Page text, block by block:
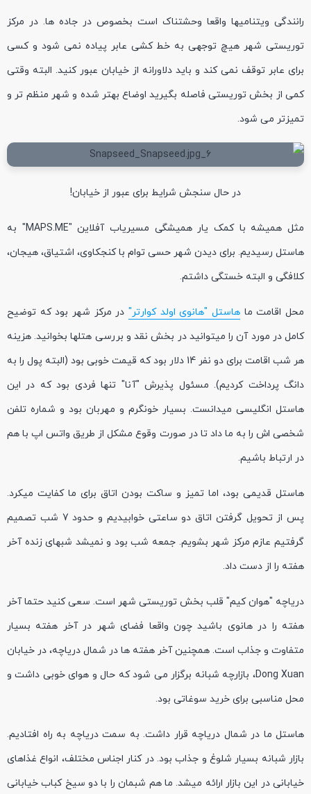
رانندگی ویتنامیها واقعا وحشتناک است بخصوص در جاده ها. در مرکز
توریستی شهر هیچ توجهی به خط کشی عابر پیاده نمی شود و کسی
برای عابر توقف نمی کند و باید دلاورانه از خیابان عبور کنید. البته وقتی
کمی از بخش توریستی فاصله بگیرید اوضاع بهتر شده و شهر منظم تر و
تمیزتر می شود.
در حال سنجش شرایط برای عبور از خیابان!
مثل همیشه با کمک یار همیشگی مسیریاب آفلاین "MAPS.ME" به
هاستل رسیدیم. برای دیدن شهر حسی توام با کنجکاوی، اشتیاق، هیجان،
کلافگی و البته خستگی داشتم.
محل اقامت ما هاستل "هانوی اولد کوارتر" در مرکز شهر بود که توضیح
کامل در مورد آن را میتوانید در بخش نقد و بررسی هتلها بخوانید. هزینه
هر شب اقامت برای دو نفر 14 دلار بود که قیمت خوبی بود (البته پول را به
دانگ پرداخت کردیم). مسئول پذیرش "آنا" تنها فردی بود که در این
هاستل انگلیسی میدانست. بسیار خونگرم و مهربان بود و شماره تلفن
شخصی اش را به ما داد تا در صورت وقوع مشکل از طریق واتس اپ با هم
در ارتباط باشیم.
هاستل قدیمی بود، اما تمیز و ساکت بودن اتاق برای ما کفایت میکرد.
پس از تحویل گرفتن اتاق دو ساعتی خوابیدیم و حدود 7 شب تصمیم
گرفتیم عازم مرکز شهر بشویم. جمعه شب بود و نمیشد شبهای زنده آخر
هفته را از دست داد.
دریاچه "هوان کیم" قلب بخش توریستی شهر است. سعی کنید حتما آخر
هفته را در هانوی باشید چون واقعا فضای شهر در آخر هفته بسیار
متفاوت و جذاب است. همچنین آخر هفته ها در شمال دریاچه، در خیابان
Dong Xuan، بازارچه شبانه برگزار می شود که حال و هوای خوبی داشت و
محل مناسبی برای خرید سوغاتی بود.
هاستل ما در شمال دریاچه قرار داشت. به سمت دریاچه به راه افتادیم.
بازار شبانه بسیار شلوغ و جذاب بود. در کنار اجناس مختلف، انواع غذاهای
خیابانی در این بازار ارائه میشد. ما هم شبمان را با دو سیخ کباب خیابانی